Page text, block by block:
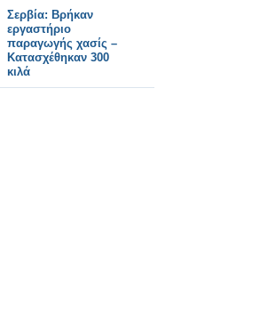
Σερβία: Βρήκαν
εργαστήριο
παραγωγής χασίς –
Κατασχέθηκαν 300
κιλά